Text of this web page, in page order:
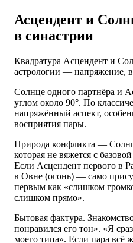
Асцендент и
в синастрии
Квадратура Асцендент и
астрологии — напряжение,
Солнце одного партнёра и
углом около 90°. По
напряжённый аспект,
восприятия пары.
Природа конфликта —
которая не вяжется с
Если Асцендент первого в
в Овне (огонь) — само
первым как «слишком
слишком прямо».
Бытовая фактура.
понравился его тон». «Я
моего типа». Если пара всё